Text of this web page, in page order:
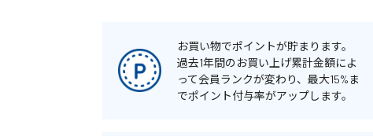
お買い物でポイントが貯まります。
過去1年間のお買い上げ累計金額によ
って会員ランクが変わり、最大15%ま
でポイント付与率がアップします。